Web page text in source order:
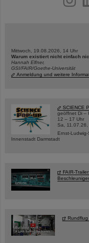
Mittwoch, 19.08.2026, 14 Uhr
Warum existiert nicht einfach
Hannah Elfner,
GSI/FAIR/Goethe-Universität
Anmeldung und weitere
SCIENCE
geöffnet Di –
12 – 17 Uhr
Sa,
Ernst-Ludwig-
Innenstadt Darmstadt
FAIR-